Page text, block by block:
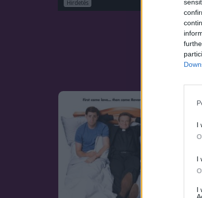
I
I
I
Hirdetés